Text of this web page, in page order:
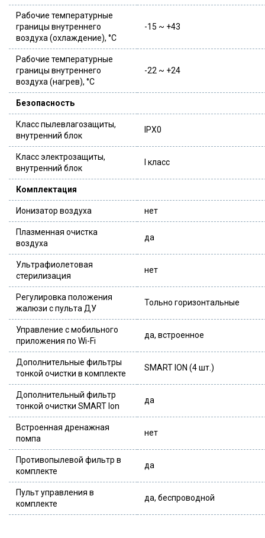
Рабочие температурные
границы внутреннего
воздуха (охлаждение), °C
-15 ~ +43
Рабочие температурные
границы внутреннего
воздуха (нагрев), °C
-22 ~ +24
Безопасность
Класс пылевлагозащиты,
внутренний блок
IPX0
Класс электрозащиты,
внутренний блок
I класс
Комплектация
Ионизатор воздуха нет
Плазменная очистка
воздуха
да
Ультрафиолетовая
стерилизация
нет
Регулировка положения
жалюзи с пульта ДУ
Тольно горизонтальные
Управление c мобильного
приложения по Wi-Fi
да, встроенное
Дополнительные фильтры
тонкой очистки в комплекте
SMART ION (4 шт.)
Дополнительный фильтр
тонкой очистки SMART Ion
да
Встроенная дренажная
помпа
нет
Противопылевой фильтр в
комплекте
да
Пульт управления в
комплекте
да, беспроводной